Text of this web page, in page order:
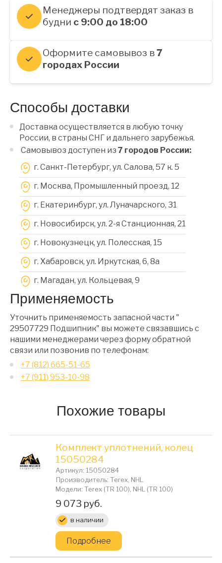
Менеджеры подтвердят заказ в
будни с 9:00 до 18:00
Оформите самовывоз в7
городах России
Способы доставки
Доставка осуществляется в любую точку
России, в страны СНГ и дальнего зарубежья.
Самовывоз доступен из 7 городов России:
г. Санкт-Петербург, ул. Салова, 57 к. 5
г. Москва, Промышленный проезд, 12
г. Екатеринбург, ул. Луначарского, 31
г. Новосибирск, ул. 2-я Станционная, 21
г. Новокузнецк, ул. Полесская, 15
г. Хабаровск, ул. Иркутская, 6, 8a
г. Магадан, ул. Кольцевая, 9
Применяемость
Уточнить применяемость запасной части "
29507729 Подшипник" вы можете связавшись с
нашими менеджерами через форму обратной
связи или позвонив по телефонам:
+7 (812) 665-51-65
+7 (911) 953-10-98
Похожие товары
Комплект уплотнений, колец
15050284
Артикул: 15050284
Производитель: Terex, NHL
Модели: Terex (TR 100), NHL (TR 100)
Цена:
9 073 руб.
в наличии
Подробнее